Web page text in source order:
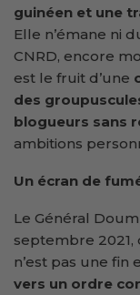
guinéen et une
Elle n’émane ni
CNRD, encore
est le fruit d’une
des
blogueurs sans
ambitions
Un écran de
Le Général
septembre
n’est pas une fin
vers un ordre